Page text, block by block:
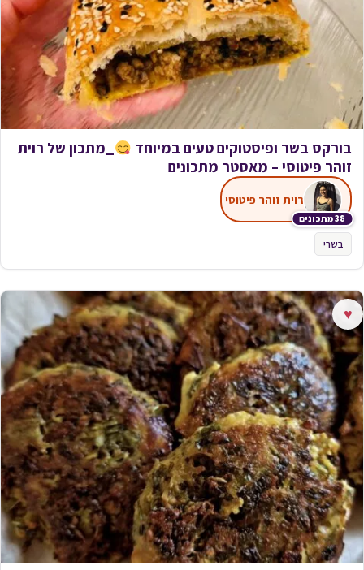
בורקס בשר ופיסטוקים טעים במיוחד
_מתכון של רוית
זוהר פיטוסי – מאסטר מתכונים
38 מתכונים
רוית זוהר פיטוסי
בשרי
♥